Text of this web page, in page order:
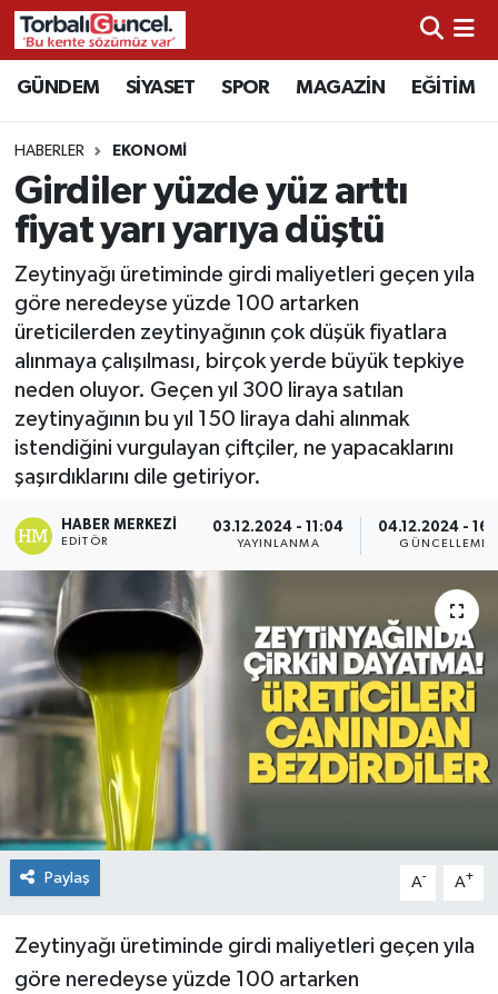
GÜNDEM SİYASET SPOR MAGAZİN EĞİTİM
HABERLER EKONOMİ
Girdiler yüzde yüz arttı
fiyat yarı yarıya düştü
Zeytinyağı üretiminde girdi maliyetleri geçen yıla
göre neredeyse yüzde 100 artarken
üreticilerden zeytinyağının çok düşük fiyatlara
alınmaya çalışılması, birçok yerde büyük tepkiye
neden oluyor. Geçen yıl 300 liraya satılan
zeytinyağının bu yıl 150 liraya dahi alınmak
istendiğini vurgulayan çiftçiler, ne yapacaklarını
şaşırdıklarını dile getiriyor.
HABER MERKEZI
EDITÖR
03.12.2024 - 11:04
YAYINLANMA
04.12.2024 -
GÜNCELLEME
Paylaş A- A+
Zeytinyağı üretiminde girdi maliyetleri geçen yıla
göre neredeyse yüzde 100 artarken
İzmir Nöbetçi Eczaneler
İzmir Hava Durumu
İzmir Namaz Vakitleri
İzmir Trafik Yoğunluk Haritası
Süper Lig Puan Durumu ve Fikstür
Tüm Manşetler
Son Dakika Haberleri
Haber Arşivi